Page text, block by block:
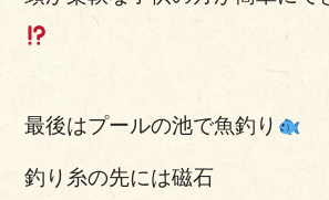
最後はプールの池で魚釣り
釣り糸の先には磁石